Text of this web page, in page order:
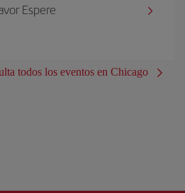
Espere
todos los eventos en Chicago